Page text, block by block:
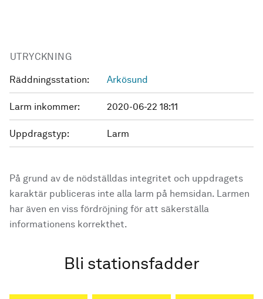
UTRYCKNING
Räddningsstation: Arkösund
Larm inkommer: 2020-06-22 18:11
Uppdragstyp: Larm
På grund av de nödställdas integritet och uppdragets
karaktär publiceras inte alla larm på hemsidan. Larmen
har även en viss fördröjning för att säkerställa
informationens korrekthet.
Bli stationsfadder